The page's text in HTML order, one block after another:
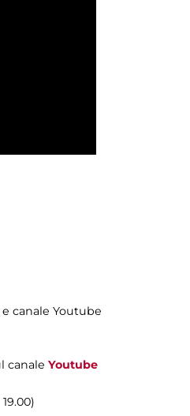
canale Youtube
canale Youtube